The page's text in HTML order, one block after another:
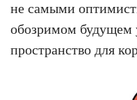
не самыми
обозримом будущем
пространство для